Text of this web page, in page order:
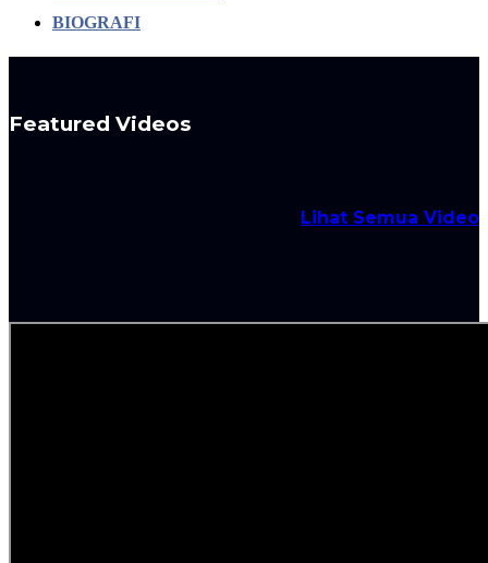
BIOGRAFI
Featured Videos
Lihat Semua Video